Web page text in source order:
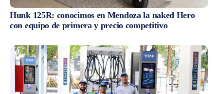
Hunk 125R: conocimos en Mendoza la naked Hero
con equipo de primera y precio competitivo